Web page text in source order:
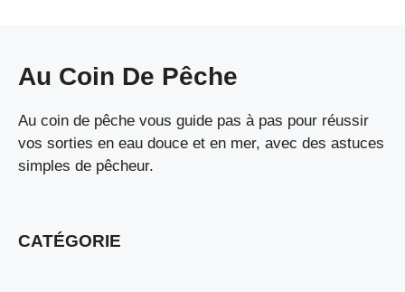
Au Coin De Pêche
Au coin de pêche vous guide pas à pas pour réussir
vos sorties en eau douce et en mer, avec des astuces
simples de pêcheur.
CATÉGORIE